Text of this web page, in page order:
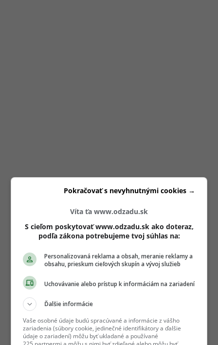
Víta ťa www.odzadu.sk
S cieľom poskytovať www.odzadu.sk ako doteraz,
podľa zákona potrebujeme tvoj súhlas na:
Personalizovaná reklama a obsah, meranie reklamy a
obsahu, prieskum cieľových skupín a vývoj služieb
Uchovávanie alebo prístup k informáciám na zariadení
Ďalšie informácie
Vaše osobné údaje budú spracúvané a informácie z vášho
zariadenia (súbory cookie, jedinečné identifikátory a ďalšie
údaje o zariadení) môžu byť ukladané a používané
Pokračovať s nevyhnutnými cookies →